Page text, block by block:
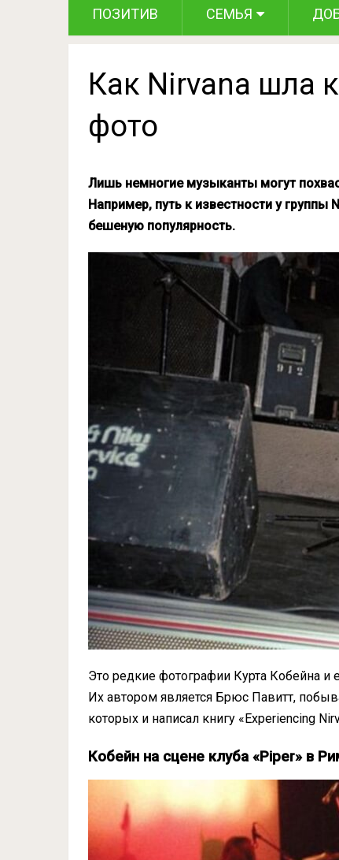
ПОЗИТИВ СЕМЬЯ
Как Nirvana шла
фото
Лишь немногие музыканты могут
Например, путь к известности у группы
бешеную популярность.
Это редкие фотографии Курта Кобейна
Их автором является Брюс Павитт,
которых и написал книгу «Experiencing
Кобейн на сцене клуба «Piper» в